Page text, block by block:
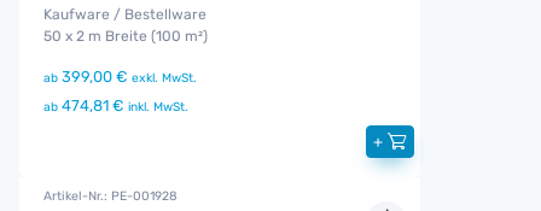
Kaufware / Bestellware
50 x 2 m Breite (100 m²)
ab 399,00 € exkl. MwSt.
ab 474,81 € inkl. MwSt.
+
Artikel-Nr.: PE-001928